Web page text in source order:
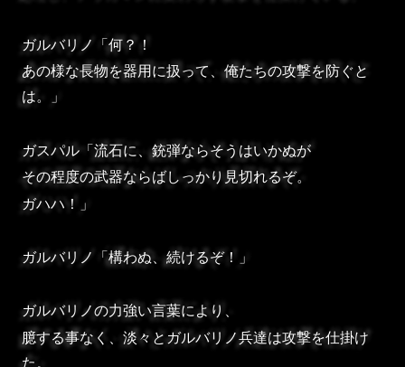
ガルバリノ「何？！
あの様な長物を器用に扱って、俺たちの攻撃を防ぐと
は。」
ガスパル「流石に、銃弾ならそうはいかぬが
その程度の武器ならばしっかり見切れるぞ。
ガハハ！」
ガルバリノ「構わぬ、続けるぞ！」
ガルバリノの力強い言葉により、
臆する事なく、淡々とガルバリノ兵達は攻撃を仕掛け
た。